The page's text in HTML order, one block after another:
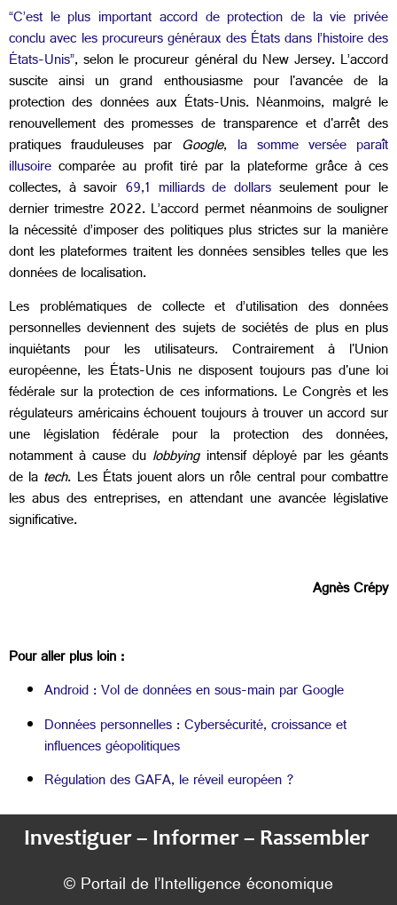
“C’est le plus important accord de protection de la vie privée
conclu avec les procureurs généraux des États dans l’histoire des
États-Unis”, selon le procureur général du New Jersey. L’accord
suscite ainsi un grand enthousiasme pour l'avancée de la
protection des données aux États-Unis. Néanmoins, malgré le
renouvellement des promesses de transparence et d'arrêt des
pratiques frauduleuses par Google, la somme versée paraît
illusoire comparée au profit tiré par la plateforme grâce à ces
collectes, à savoir 69,1 milliards de dollars seulement pour le
dernier trimestre 2022. L’accord permet néanmoins de souligner
la nécessité d’imposer des politiques plus strictes sur la manière
dont les plateformes traitent les données sensibles telles que les
données de localisation.
Les problématiques de collecte et d’utilisation des données
personnelles deviennent des sujets de sociétés de plus en plus
inquiétants pour les utilisateurs. Contrairement à l'Union
européenne, les États-Unis ne disposent toujours pas d'une loi
fédérale sur la protection de ces informations. Le Congrès et les
régulateurs américains échouent toujours à trouver un accord sur
une législation fédérale pour la protection des données,
notamment à cause du lobbyingintensif déployé par les géants
de la tech. Les États jouent alors un rôle central pour combattre
les abus des entreprises, en attendant une avancée législative
significative.
Agnès Crépy
Pour aller plus loin :
Android : Vol de données en sous-main par Google
Données personnelles : Cybersécurité, croissance et
influences géopolitiques
Régulation des GAFA, le réveil européen ?
Investiguer – Informer – Rassembler
© Portail de l’Intelligence économique